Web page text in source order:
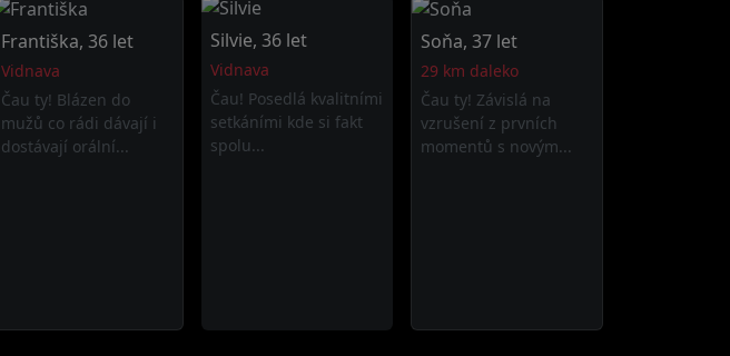
Františka, 36 let
Vidnava
Čau ty! Blázen do
mužů co rádi dávají i
dostávají orální...
Silvie, 36 let
Vidnava
Čau! Posedlá kvalitními
setkáními kde si fakt
spolu...
Soňa, 37 let
29 km daleko
Čau ty! Závislá na
vzrušení z prvních
momentů s novým...